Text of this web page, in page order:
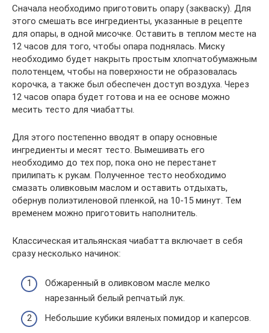
Сначала необходимо приготовить опару (закваску). Для
этого смешать все ингредиенты, указанные в рецепте
для опары, в одной мисочке. Оставить в теплом месте на
12 часов для того, чтобы опара поднялась. Миску
необходимо будет накрыть простым хлопчатобумажным
полотенцем, чтобы на поверхности не образовалась
корочка, а также был обеспечен доступ воздуха. Через
12 часов опара будет готова и на ее основе можно
месить тесто для чиaбатты.
Для этого постепенно вводят в опару основные
ингредиенты и месят тесто. Вымешивать его
необходимо до тех пор, пока оно не перестанет
прилипать к рукам. Полученное тесто необходимо
смазать оливковым маслом и оставить отдыхать,
обернув полиэтиленовой пленкой, на 10-15 минут. Тем
временем можно приготовить наполнитель.
Классическая итальянская чиабатта включает в себя
сразу несколько начинок:
Обжаренный в оливковом масле мелко
нарезанный белый репчатый лук.
Небольшие кубики вяленых помидор и каперсов.